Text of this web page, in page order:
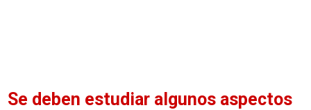
Se deben estudiar algunos aspectos